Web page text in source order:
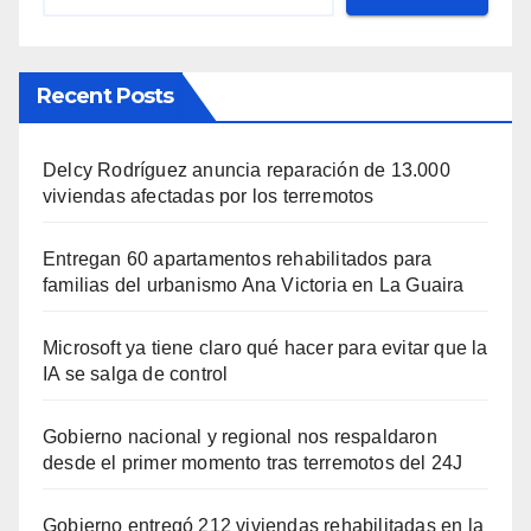
Recent Posts
Delcy Rodríguez anuncia reparación de 13.000
viviendas afectadas por los terremotos
Entregan 60 apartamentos rehabilitados para
familias del urbanismo Ana Victoria en La Guaira
Microsoft ya tiene claro qué hacer para evitar que la
IA se salga de control
Gobierno nacional y regional nos respaldaron
desde el primer momento tras terremotos del 24J
Gobierno entregó 212 viviendas rehabilitadas en la